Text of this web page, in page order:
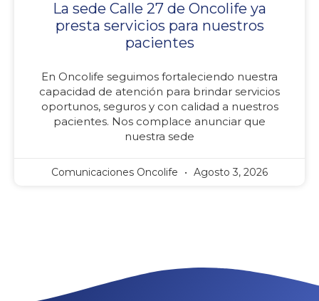
La sede Calle 27 de Oncolife ya
presta servicios para nuestros
pacientes
En Oncolife seguimos fortaleciendo nuestra
capacidad de atención para brindar servicios
oportunos, seguros y con calidad a nuestros
pacientes. Nos complace anunciar que
nuestra sede
Comunicaciones Oncolife Agosto 3, 2026